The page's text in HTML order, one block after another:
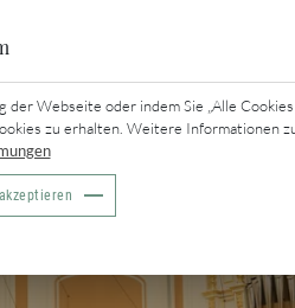
Webseite oder indem Sie „Alle
zu erhalten. Weitere Informationen